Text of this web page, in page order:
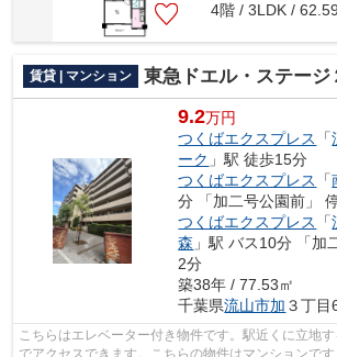
4階 / 3LDK /
賃貸 | マンション 東急ドエル・ステージ２１センタ
9.2万円
つくばエクスプレス
「
ーク 」駅 徒歩15分
つくばエクスプレス
「
分 「加二号公園前」
つくばエクスプレス
「
森 」駅 バス10分 「加
2分
築38年 / 77.53㎡
千葉県流山市加 ３丁目
こちらはエレベーター付き物件です。駅近くに立地